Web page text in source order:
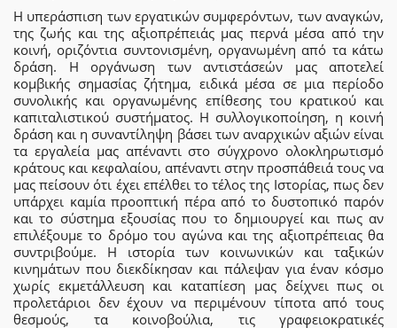
Η υπεράσπιση των εργατικών συμφερόντων, των αναγκών,
της ζωής και της αξιοπρέπειάς μας περνά μέσα από την
κοινή, οριζόντια συντονισμένη, οργανωμένη από τα κάτω
δράση. Η οργάνωση των αντιστάσεών μας αποτελεί
κομβικής σημασίας ζήτημα, ειδικά μέσα σε μια περίοδο
συνολικής και οργανωμένης επίθεσης του κρατικού και
καπιταλιστικού συστήματος. Η συλλογικοποίηση, η κοινή
δράση και η συναντίληψη βάσει των αναρχικών αξιών είναι
τα εργαλεία μας απέναντι στο σύγχρονο ολοκληρωτισμό
κράτους και κεφαλαίου, απέναντι στην προσπάθειά τους να
μας πείσουν ότι έχει επέλθει το τέλος της Ιστορίας, πως δεν
υπάρχει καμία προοπτική πέρα από το δυστοπικό παρόν
και το σύστημα εξουσίας που το δημιουργεί και πως αν
επιλέξουμε το δρόμο του αγώνα και της αξιοπρέπειας θα
συντριβούμε. Η ιστορία των κοινωνικών και ταξικών
κινημάτων που διεκδίκησαν και πάλεψαν για έναν κόσμο
χωρίς εκμετάλλευση και καταπίεση μας δείχνει πως οι
προλετάριοι δεν έχουν να περιμένουν τίποτα από τους
θεσμούς, τα κοινοβούλια, τις γραφειοκρατικές